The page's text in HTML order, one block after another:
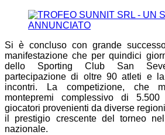
Si è concluso con grande
manifestazione che per quindici
dello Sporting Club San
partecipazione di oltre 90 atleti e
incontri. La competizione, che
montepremi complessivo di
giocatori provenienti da diverse
il prestigio crescente del torneo
nazionale.